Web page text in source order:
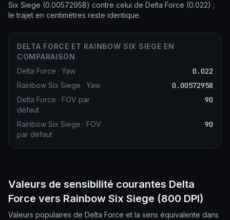
Six Siege (0.00572958) contre celui de Delta Force (0.022) ;
le trajet en centimètres reste identique.
DELTA FORCE ET RAINBOW SIX SIEGE EN
COMPARAISON
Delta Force · Yaw 0.022
Rainbow Six Siege · Yaw 0.00572958
Delta Force · FOV par
défaut
90
Rainbow Six Siege · FOV
par défaut
90
Valeurs de sensibilité courantes Delta
Force vers Rainbow Six Siege (800 DPI)
Valeurs populaires de Delta Force et la sens équivalente dans